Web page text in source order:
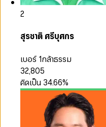
2
สุรชาติ ศรีบุศกร
เบอร์ 1กล้าธรรม
32,805
คิดเป็น 34.66%